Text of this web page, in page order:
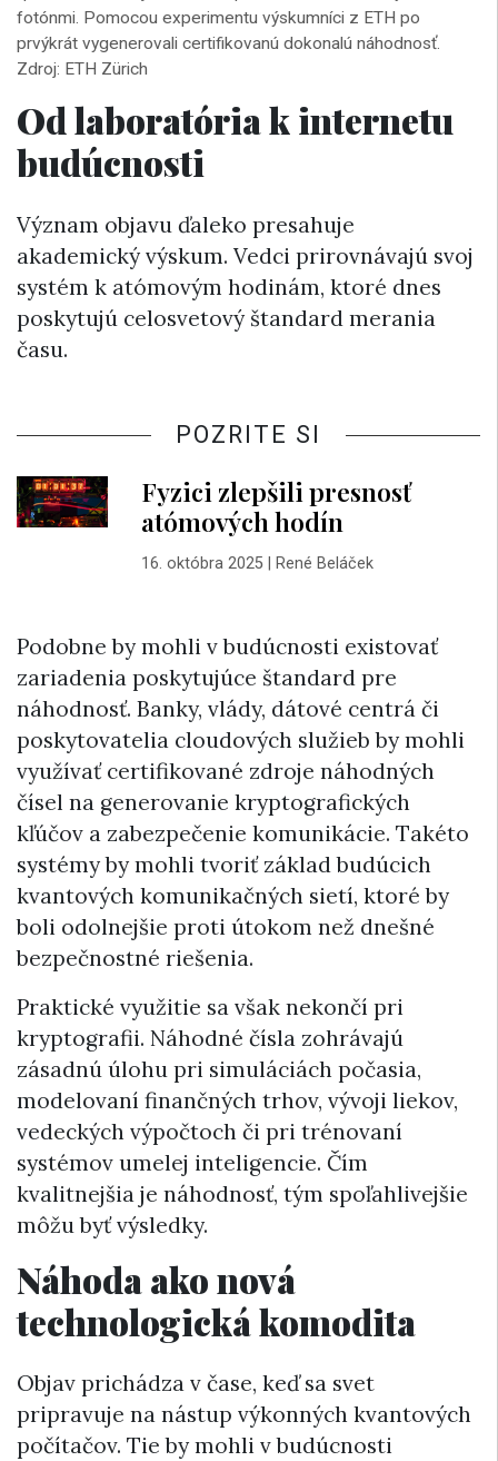
fotónmi. Pomocou experimentu výskumníci z ETH po
prvýkrát vygenerovali certifikovanú dokonalú náhodnosť.
Zdroj: ETH Zürich
Od laboratória k internetu
budúcnosti
Význam objavu ďaleko presahuje
akademický výskum. Vedci prirovnávajú svoj
systém k atómovým hodinám, ktoré dnes
poskytujú celosvetový štandard merania
času.
POZRITE SI
Fyzici zlepšili presnosť
atómových hodín
16. októbra 2025| René Beláček
Podobne by mohli v budúcnosti existovať
zariadenia poskytujúce štandard pre
náhodnosť. Banky, vlády, dátové centrá či
poskytovatelia cloudových služieb by mohli
využívať certifikované zdroje náhodných
čísel na generovanie kryptografických
kľúčov a zabezpečenie komunikácie. Takéto
systémy by mohli tvoriť základ budúcich
kvantových komunikačných sietí, ktoré by
boli odolnejšie proti útokom než dnešné
bezpečnostné riešenia.
Praktické využitie sa však nekončí pri
kryptografii. Náhodné čísla zohrávajú
zásadnú úlohu pri simuláciách počasia,
modelovaní finančných trhov, vývoji liekov,
vedeckých výpočtoch či pri trénovaní
systémov umelej inteligencie. Čím
kvalitnejšia je náhodnosť, tým spoľahlivejšie
môžu byť výsledky.
Náhoda ako nová
technologická komodita
Objav prichádza v čase, keď sa svet
pripravuje na nástup výkonných kvantových
počítačov. Tie by mohli v budúcnosti